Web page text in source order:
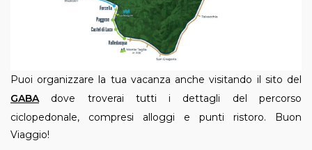
Puoi organizzare la tua vacanza anche visitando il sito del
GABAdove troverai tutti i dettagli del percorso
ciclopedonale, compresi alloggi e punti ristoro. Buon
Viaggio!